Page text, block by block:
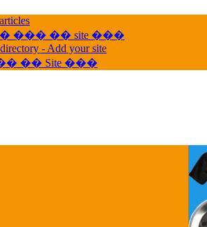
��� �� site ���
- Add your site
�� Site ���